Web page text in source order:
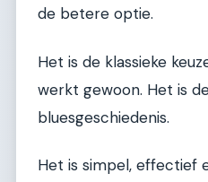
de betere optie.
Het is de klassieke
werkt gewoon. Het is
bluesgeschiedenis.
Het is simpel, effectief